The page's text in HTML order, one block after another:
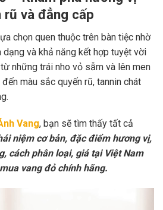
rũ và đẳng cấp
chọn quen thuộc trên bàn tiệc nhờ
và khả năng kết hợp tuyệt vời
những trái nho vỏ sẫm và lên men
màu sắc quyến rũ, tannin chát
Vang, bạn sẽ tìm thấy tất cả
niệm cơ bản, đặc điểm hương vị,
cách phân loại, giá tại Việt Nam
vang đỏ chính hãng.